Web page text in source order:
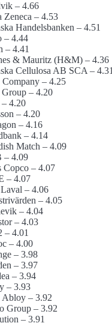
– 4.66
Zeneca – 4.53
Handelsbanken – 4.51
– 4.44
– 4.41
& Mauritz (H&M) – 4.36
Cellulosa AB SCA – 4.31
Company – 4.25
– 4.20
4.20
– 4.20
– 4.16
– 4.14
Match – 4.09
– 4.09
Copco – 4.07
– 4.07
– 4.06
– 4.05
– 4.04
– 4.03
– 4.01
– 4.00
– 3.98
– 3.97
– 3.94
– 3.93
Abloy – 3.92
Group – 3.92
– 3.91